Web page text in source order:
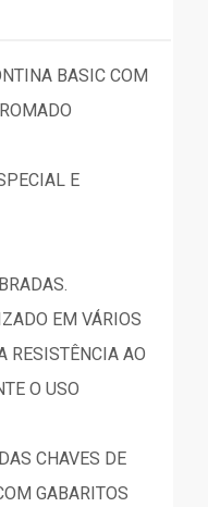
BASIC COM
E
EM VÁRIOS
RESISTÊNCIA AO
O USO
CHAVES DE
GABARITOS